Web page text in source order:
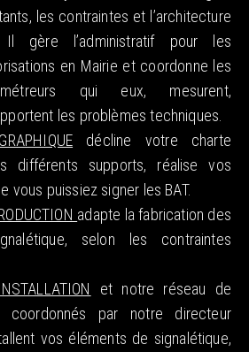
les contraintes et l’architecture
gère l’administratif pour les
en Mairie et coordonne les
qui eux, mesurent,
les problèmes techniques.
décline votre charte
différents supports, réalise vos
vous puissiez signer les BAT.
adapte la fabrication des
selon les contraintes
et notre réseau de
coordonnés par notre directeur
vos éléments de signalétique,